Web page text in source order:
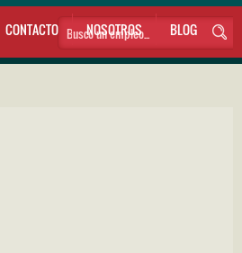
CONTACTO NOSOTROS BLOG